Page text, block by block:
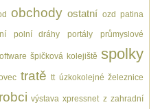
obchody ostatní ozd patina
polní dráhy portály průmyslové
špičková kolejiště spolky
tratě tt úzkokolejné železnice
výstava xpressnet z zahradní